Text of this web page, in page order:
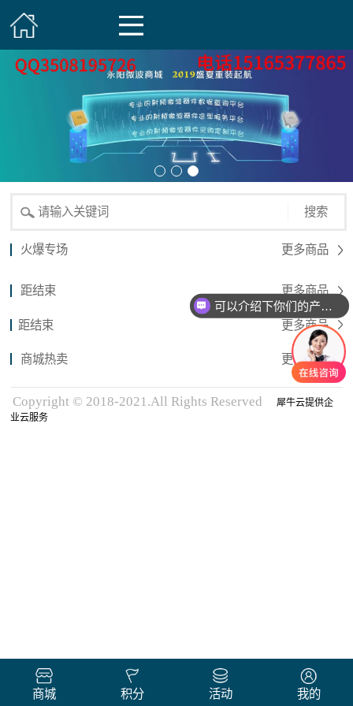
搜索
火爆专场 更多商品
距结束 更多商品
距结束 更多商品
商城热卖 更多商品
Copyright © 2018-2021.All Rights Reserved
犀牛云提供企
业云服务
商城 积分 活动 我的